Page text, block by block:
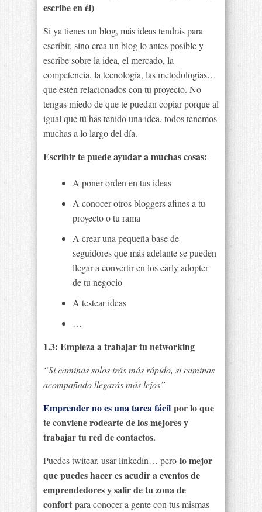
escribe en él)
Si ya tienes un blog, más ideas tendrás para
escribir, sino crea un blog lo antes posible y
escribe sobre la idea, el mercado, la
competencia, la tecnología, las metodologías…
que estén relacionados con tu proyecto. No
tengas miedo de que te puedan copiar porque al
igual que tú has tenido una idea, todos tenemos
muchas a lo largo del día.
Escribir te puede ayudar a muchas cosas:
A poner orden en tus ideas
A conocer otros bloggers afines a tu
proyecto o tu rama
A crear una pequeña base de
seguidores que más adelante se pueden
llegar a convertir en los early adopter
de tu negocio
A testear ideas
…
1.3: Empieza a trabajar tu networking
“Si caminas solos irás más rápido, si caminas
acompañado llegarás más lejos”
Emprender no es una tarea fácil por lo que
te conviene rodearte de los mejores y
trabajar tu red de contactos.
Puedes twitear, usar linkedin… pero lo mejor
que puedes hacer es acudir a eventos de
emprendedores y salir de tu zona de
confort para conocer a gente con tus mismas